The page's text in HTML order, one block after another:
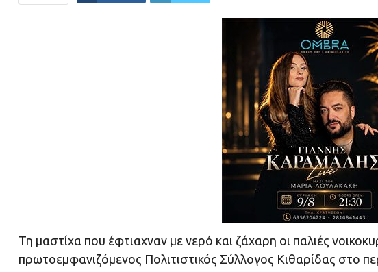
Τη μαστίχα που έφτιαχναν με νερό και ζάχαρη οι παλιές
πρωτοεμφανιζόμενος Πολιτιστικός Σύλλογος Κιθαρίδας στο